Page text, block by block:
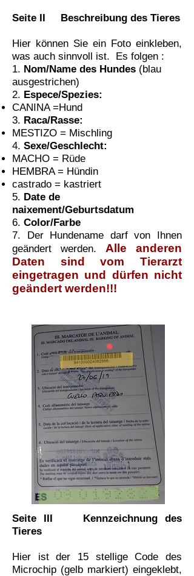
Seite II Beschreibung des Tieres
Hier können Sie ein Foto einkleben,
was auch sinnvoll ist. Es folgen :
1. Nom/Name des Hundes (blau
ausgestrichen)
2. Espece/Spezies:
CANINA =Hund
3. Raca/Rasse:
MESTIZO = Mischling
4. Sexe/Geschlecht:
MACHO = Rüde
HEMBRA = Hündin
castrado = kastriert
5. Date de
naixement/Geburtsdatum
6. Color/Farbe
7. Der Hundename darf von Ihnen
geändert werden. Alle anderen
Daten sind vom Tierarzt
eingetragen und dürfen nicht
geändert werden!!!
Seite III Kennzeichnung des
Tieres
Hier ist der 15 stellige Code des
Microchip (gelb markiert) eingeklebt,